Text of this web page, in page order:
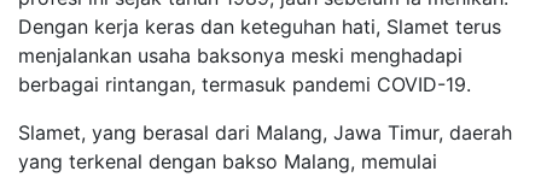
Dengan kerja keras dan keteguhan hati, Slamet terus
menjalankan usaha baksonya meski menghadapi
berbagai rintangan, termasuk pandemi COVID-19.
Slamet, yang berasal dari Malang, Jawa Timur, daerah
yang terkenal dengan bakso Malang, memulai